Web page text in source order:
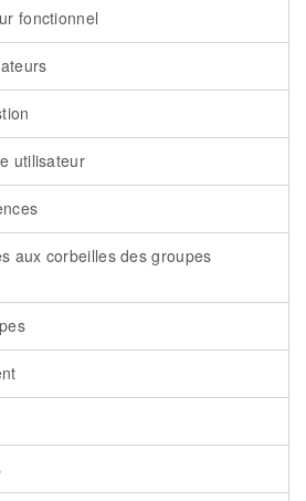
fonctionnel
utilisateur
aux corbeilles des groupes